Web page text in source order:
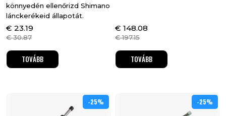
könnyedén ellenőrizd Shimano
lánckerékeid állapotát.
€ 23.19
€30.87
TOVÁBB
€ 148.08
€197.15
TOVÁBB
25%
-25% 25%
-25%